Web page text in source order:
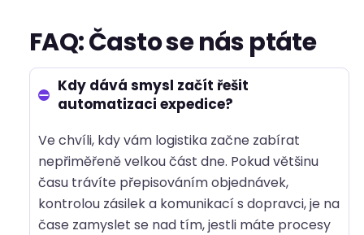
FAQ: Často se nás ptáte
Kdy dává smysl začít řešit
automatizaci expedice?
Ve chvíli, kdy vám logistika začne zabírat
nepřiměřeně velkou část dne. Pokud většinu
času trávíte přepisováním objednávek,
kontrolou zásilek a komunikací s dopravci, je na
čase zamyslet se nad tím, jestli máte procesy